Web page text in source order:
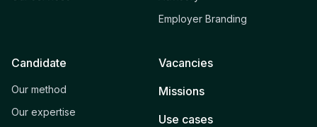
Employer Branding
Candidate
Our method
Our expertise
Vacancies
Missions
Use cases